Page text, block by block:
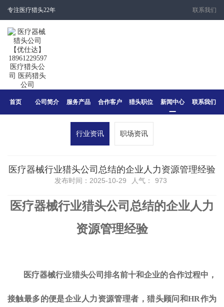
专注医疗猎头22年 联系我们
首页 公司简介 服务产品 合作客户 猎头职位 新闻中心 联系我们
行业资讯 职场资讯
医疗器械行业猎头公司总结的企业人力资源管理经验
发布时间：2025-10-29 人气： 973
医疗器械行业猎头公司总结的企业人力
资源管理经验
医疗器械行业猎头公司排名前十和企业的合作过程中，
接触最多的便是企业人力资源管理者，猎头顾问和HR作为